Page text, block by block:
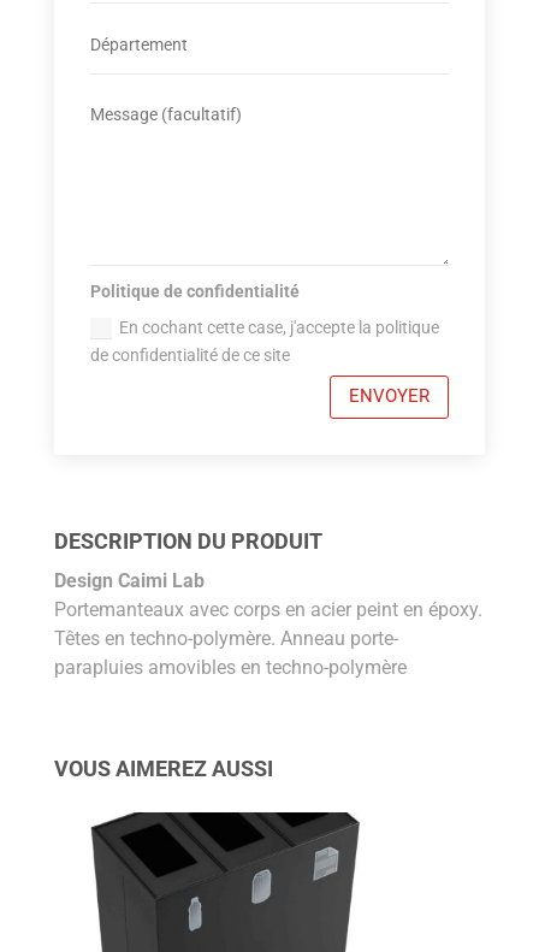
Politique de confidentialité
En cochant cette case, j'accepte la politique
de confidentialité de ce site
ENVOYER
DESCRIPTION DU PRODUIT
Design Caimi Lab
Portemanteaux avec corps en acier peint en époxy.
Têtes en techno-polymère. Anneau porte-
parapluies amovibles en techno-polymère
VOUS AIMEREZ AUSSI